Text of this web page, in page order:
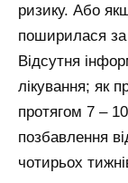
ризику. Або
поширилася за
Відсутня
лікування; як
протягом 7 –
позбавлення
чотирьох